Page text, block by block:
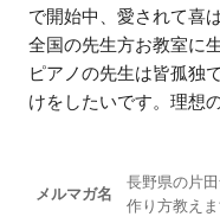
で開始中、愛されて喜
全国の先生方お教室に
ピアノの先生は皆孤独
けをしたいです。理想
メルマガ名
長野県の片
作り方教え